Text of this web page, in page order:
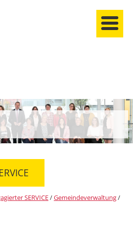
anmelden
SERVICE/Gemeindeverwaltung/